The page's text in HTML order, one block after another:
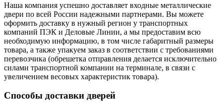
Наша компания успешно доставляет входные металлические
двери по всей России надежными партнерами. Вы можете
оформить доставку в нужный регион у транспортных
компаний ПЭК и Деловые Линии, а мы предоставим всю
необходимую информацию, в том числе габаритный размеры
товара, а также упакуем заказ в соответствии с требованиями
перевозчика (обрешетка отправления делается исключительно
силами транспортной компании на терминале, в связи с
увеличением весовых характеристик товара).
Способы доставки дверей